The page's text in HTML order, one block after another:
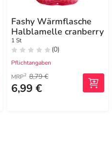
Fashy Wärmflasche
Halblamelle cranberry
1 St
(0)
Pflichtangaben
MRP2 8,79 €
6,99 €